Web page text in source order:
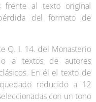
frente al texto original
del formato de
Q. I. 14. del Monasterio
a textos de autores
En él el texto de
reducido a 12
con un tono